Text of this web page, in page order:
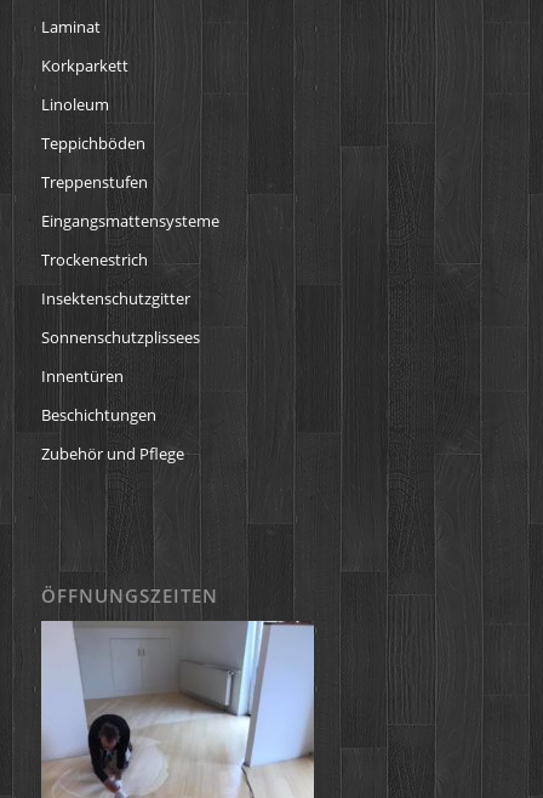
Laminat
Korkparkett
Linoleum
Teppichböden
Treppenstufen
Eingangsmattensysteme
Trockenestrich
Insektenschutzgitter
Sonnenschutzplissees
Innentüren
Beschichtungen
Zubehör und Pflege
ÖFFNUNGSZEITEN